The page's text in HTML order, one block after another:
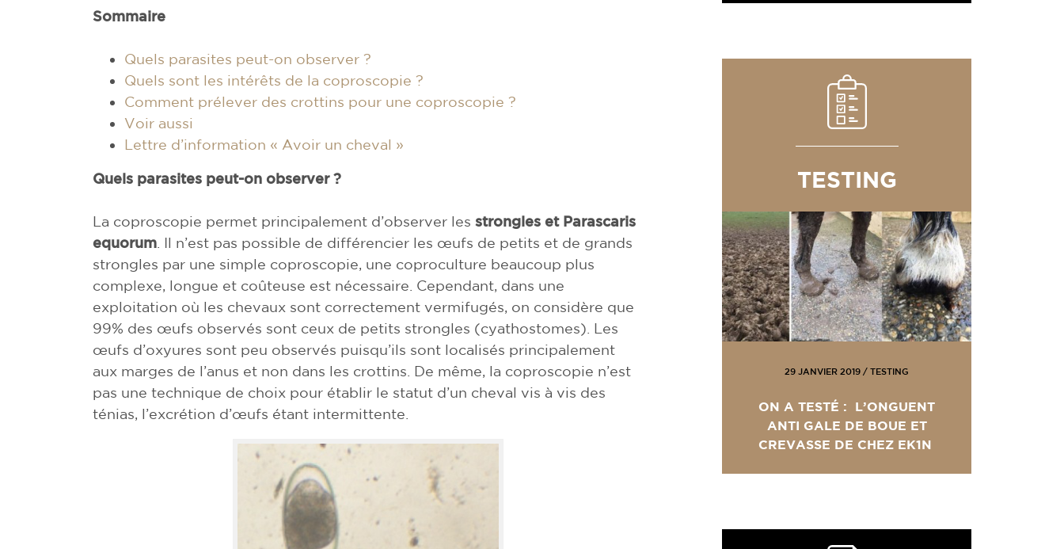
Sommaire
Quels parasites peut-on observer ?
Quels sont les intérêts de la coproscopie ?
Comment prélever des crottins pour une coproscopie ?
Voir aussi
Lettre d’information « Avoir un cheval »
Quels parasites peut-on observer ?
La coproscopie permet principalement d’observer les strongles et Parascaris
equorum . Il n’est pas possible de différencier les œufs de petits et de grands
strongles par une simple coproscopie, une coproculture beaucoup plus
complexe, longue et coûteuse est nécessaire. Cependant, dans une
exploitation où les chevaux sont correctement vermifugés, on considère que
99% des œufs observés sont ceux de petits strongles (cyathostomes). Les
œufs d’oxyures sont peu observés puisqu’ils sont localisés principalement
aux marges de l’anus et non dans les crottins. De même, la coproscopie n’est
pas une technique de choix pour établir le statut d’un cheval vis à vis des
ténias, l’excrétion d’œufs étant intermittente.
TESTING
29 JANVIER 2019 / TESTING
ON A TESTÉ : L’ONGUENT
ANTI GALE DE BOUE ET
CREVASSE DE CHEZ EK1N